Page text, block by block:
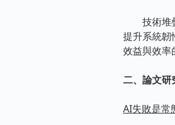
技術堆疊
提升系統韌
效益與效率
二、論文研
AI失敗是常